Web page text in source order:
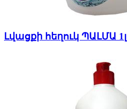
Լվացքի հեղուկ ՊԱԼՄԱ 1լ